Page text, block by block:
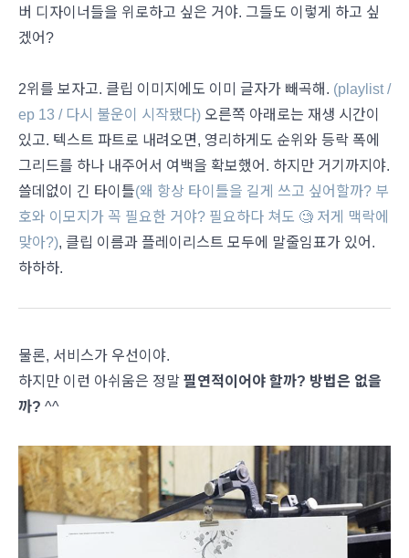
버 디자이너들을 위로하고 싶은 거야. 그들도 이렇게 하고 싶
겠어?
2위를 보자고. 클립 이미지에도 이미 글자가 빼곡해. (playlist /
ep 13 / 다시 불운이 시작됐다) 오른쪽 아래로는 재생 시간이
있고. 텍스트 파트로 내려오면, 영리하게도 순위와 등락 폭에
그리드를 하나 내주어서 여백을 확보했어. 하지만 거기까지야.
쓸데없이 긴 타이틀(왜 항상 타이틀을 길게 쓰고 싶어할까? 부
호와 이모지가 꼭 필요한 거야? 필요하다 쳐도 🧐 저게 맥락에
맞아?), 클립 이름과 플레이리스트 모두에 말줄임표가 있어.
하하하.
물론, 서비스가 우선이야.
하지만 이런 아쉬움은 정말 필연적이어야 할까? 방법은 없을
까? ^^